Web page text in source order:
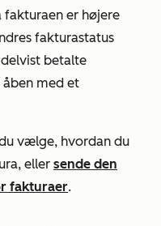
fakturaen er højere
fakturastatus
delvist betalte
åben med et
vælge, hvordan du
eller sende den
fakturaer.